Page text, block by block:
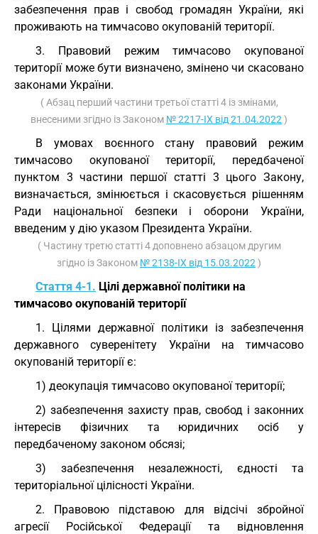
забезпечення прав і свобод громадян України, які
проживають на тимчасово окупованій території.
3. Правовий режим тимчасово окупованої
території може бути визначено, змінено чи скасовано
законами України.
( Абзац перший частини третьої статті 4 із змінами,
внесеними згідно із Законом № 2217-IX від 21.04.2022 )
В умовах воєнного стану правовий режим
тимчасово окупованої території, передбаченої
пунктом 3 частини першої статті 3 цього Закону,
визначається, змінюється і скасовується рішенням
Ради національної безпеки і оборони України,
введеним у дію указом Президента України.
( Частину третю статті 4 доповнено абзацом другим
згідно із Законом № 2138-IX від 15.03.2022 )
Стаття 4-1. Цілі державної політики на
тимчасово окупованій території
1. Цілями державної політики із забезпечення
державного суверенітету України на тимчасово
окупованій території є:
1) деокупація тимчасово окупованої території;
2) забезпечення захисту прав, свобод і законних
інтересів фізичних та юридичних осіб у
передбаченому законом обсязі;
3) забезпечення незалежності, єдності та
територіальної цілісності України.
2. Правовою підставою для відсічі збройної
агресії Російської Федерації та відновлення